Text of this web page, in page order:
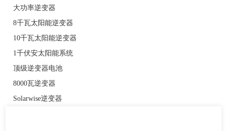
大功率逆变器
8千瓦太阳能逆变器
10千瓦太阳能逆变器
1千伏安太阳能系统
顶级逆变器电池
8000瓦逆变器
Solarwise逆变器